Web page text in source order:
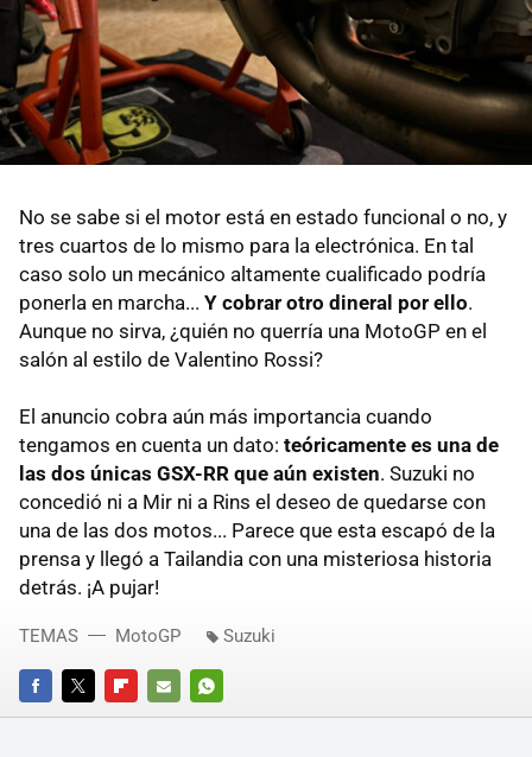
No se sabe si el motor está en estado funcional o no, y
tres cuartos de lo mismo para la electrónica. En tal
caso solo un mecánico altamente cualificado podría
ponerla en marcha... Y cobrar otro dineral por ello.
Aunque no sirva, ¿quién no querría una MotoGP en el
salón al estilo de Valentino Rossi?
El anuncio cobra aún más importancia cuando
tengamos en cuenta un dato: teóricamente es una de
las dos únicas GSX-RR que aún existen. Suzuki no
concedió ni a Mir ni a Rins el deseo de quedarse con
una de las dos motos... Parece que esta escapó de la
prensa y llegó a Tailandia con una misteriosa historia
detrás. ¡A pujar!
FACEBOOKTWITTERFLIPBOARD
E-
WHATSAPP
TEMAS MotoGP Suzuki